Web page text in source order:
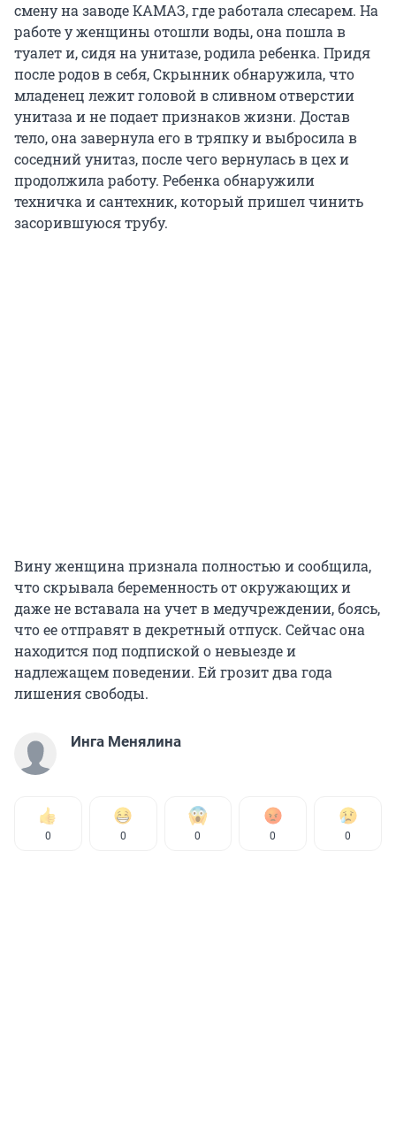
смену на заводе КАМАЗ, где работала слесарем. На
работе у женщины отошли воды, она пошла в
туалет и, сидя на унитазе, родила ребенка. Придя
после родов в себя, Скрынник обнаружила, что
младенец лежит головой в сливном отверстии
унитаза и не подает признаков жизни. Достав
тело, она завернула его в тряпку и выбросила в
соседний унитаз, после чего вернулась в цех и
продолжила работу. Ребенка обнаружили
техничка и сантехник, который пришел чинить
засорившуюся трубу.
Вину женщина признала полностью и сообщила,
что скрывала беременность от окружающих и
даже не вставала на учет в медучреждении, боясь,
что ее отправят в декретный отпуск. Сейчас она
находится под подпиской о невыезде и
надлежащем поведении. Ей грозит два года
лишения свободы.
Инга Менялина
0 0 0 0 0